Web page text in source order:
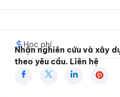
Học phí
Nhận nghiên cứu và xây
theo yêu cầu.Liên hệ